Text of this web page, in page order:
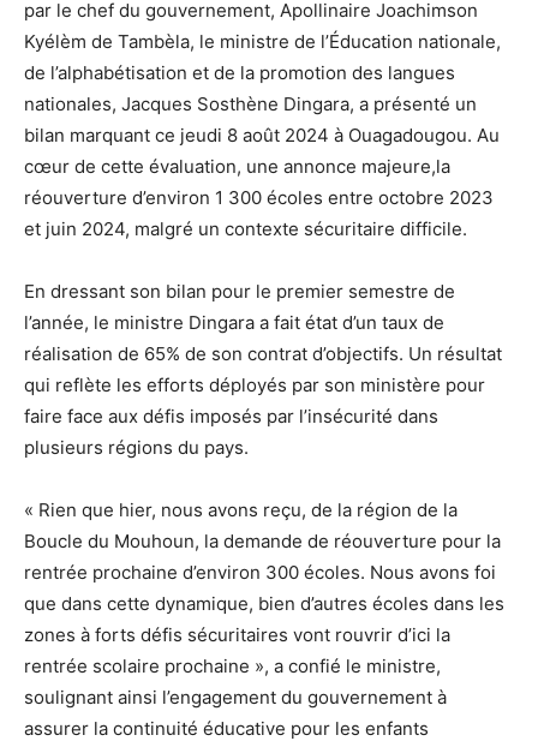
par le chef du gouvernement, Apollinaire Joachimson
Kyélèm de Tambèla, le ministre de l’Éducation nationale,
de l’alphabétisation et de la promotion des langues
nationales, Jacques Sosthène Dingara, a présenté un
bilan marquant ce jeudi 8 août 2024 à Ouagadougou. Au
cœur de cette évaluation, une annonce majeure,la
réouverture d’environ 1 300 écoles entre octobre 2023
et juin 2024, malgré un contexte sécuritaire difficile.
En dressant son bilan pour le premier semestre de
l’année, le ministre Dingara a fait état d’un taux de
réalisation de 65% de son contrat d’objectifs. Un résultat
qui reflète les efforts déployés par son ministère pour
faire face aux défis imposés par l’insécurité dans
plusieurs régions du pays.
« Rien que hier, nous avons reçu, de la région de la
Boucle du Mouhoun, la demande de réouverture pour la
rentrée prochaine d’environ 300 écoles. Nous avons foi
que dans cette dynamique, bien d’autres écoles dans les
zones à forts défis sécuritaires vont rouvrir d’ici la
rentrée scolaire prochaine », a confié le ministre,
soulignant ainsi l’engagement du gouvernement à
assurer la continuité éducative pour les enfants